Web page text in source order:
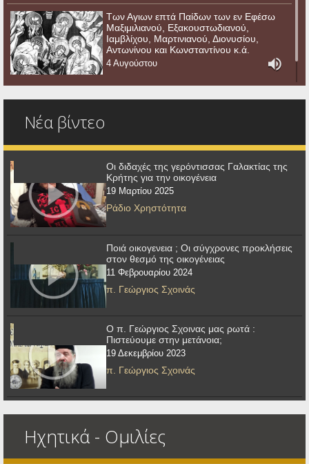
Των Αγιων επτά Παίδων των εν Εφέσω
Μαξιμιλιανού, Εξακουστωδιανού,
Ιαμβλίχου, Μαρτινιανού, Διονυσίου,
Αντωνίνου και Κωνσταντίνου κ.ά.
4 Αυγούστου
Νέα βίντεο
Οι διδαχές της γερόντισσας Γαλακτίας της
Κρήτης για την οικογένεια
19 Μαρτίου 2025
Ράδιο Χρηστότητα
Ποιά οικογενεια ; Οι σύγχρονες προκλήσεις
στον θεσμό της οικογένειας
11 Φεβρουαρίου 2024
π. Γεώργιος Σχοινάς
Ο π. Γεώργιος Σχοινας μας ρωτά :
Πιστεύουμε στην μετάνοια;
19 Δεκεμβρίου 2023
π. Γεώργιος Σχοινάς
Ηχητικά - Ομιλίες